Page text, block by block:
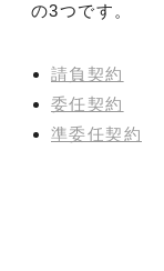
の3つです。
請負契約
委任契約
準委任契約